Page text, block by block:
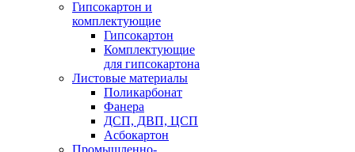
Гипсокартон и
комплектующие
Гипсокартон
Комплектующие
для гипсокартона
Листовые материалы
Поликарбонат
Фанера
ДСП, ДВП, ЦСП
Асбокартон
Промышленно-